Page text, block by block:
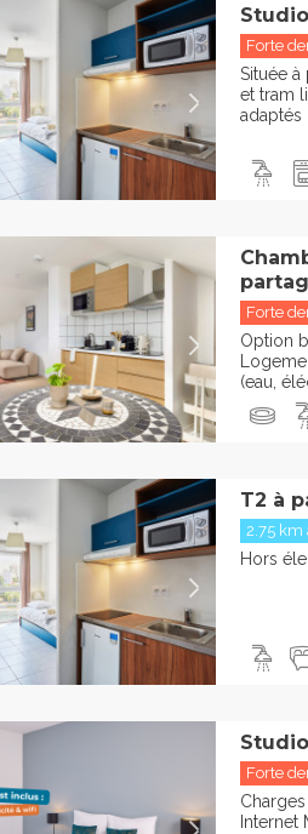
Forte
Située
et tram
adaptés
Forte
Option
(eau,
T2 à
2.75 km
Hors
Forte
Internet